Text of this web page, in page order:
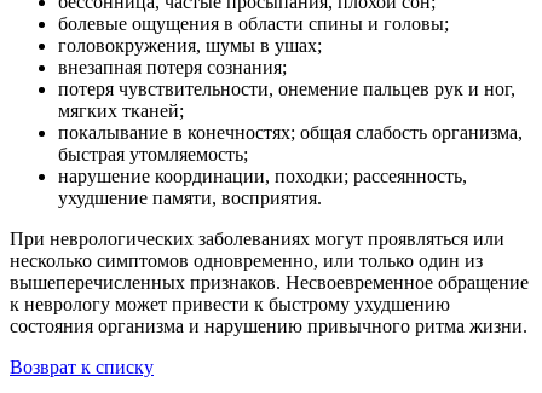
болевые ощущения в области спины и головы;
головокружения, шумы в ушах;
внезапная потеря сознания;
потеря чувствительности, онемение пальцев рук и ног,
мягких тканей;
покалывание в конечностях; общая слабость организма,
быстрая утомляемость;
нарушение координации, походки; рассеянность,
ухудшение памяти, восприятия.
При неврологических заболеваниях могут проявляться или
несколько симптомов одновременно, или только один из
вышеперечисленных признаков. Несвоевременное обращение
к неврологу может привести к быстрому ухудшению
состояния организма и нарушению привычного ритма жизни.
Возврат к списку